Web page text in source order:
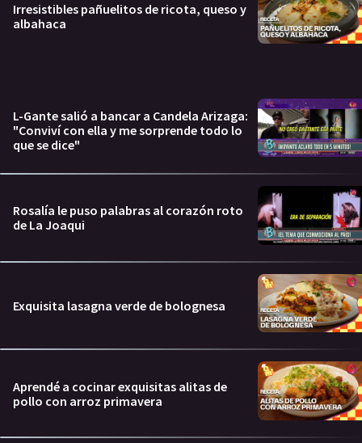
Irresistibles pañuelitos de ricota, queso y
albahaca
L-Gante salió a bancar a Candela Arizaga:
"Conviví con ella y me sorprende todo lo
que se dice"
Rosalía le puso palabras al corazón roto
de La Joaqui
Exquisita lasagna verde de bolognesa
Aprendé a cocinar exquisitas alitas de
pollo con arroz primavera